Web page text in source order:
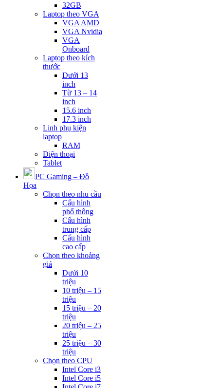
32GB
Laptop theo VGA
VGA AMD
VGA Nvidia
VGA
Onboard
Laptop theo kích
thước
Dưới 13
inch
Từ 13 – 14
inch
15.6 inch
17.3 inch
Linh phụ kiện
laptop
RAM
Điện thoại
Tablet
PC Gaming – Đồ
Họa
Chọn theo nhu cầu
Cấu hình
phổ thông
Cấu hình
trung cấp
Cấu hình
cao cấp
Chọn theo khoảng
giá
Dưới 10
triệu
10 triệu – 15
triệu
15 triệu – 20
triệu
20 triệu – 25
triệu
25 triệu – 30
triệu
Chọn theo CPU
Intel Core i3
Intel Core i5